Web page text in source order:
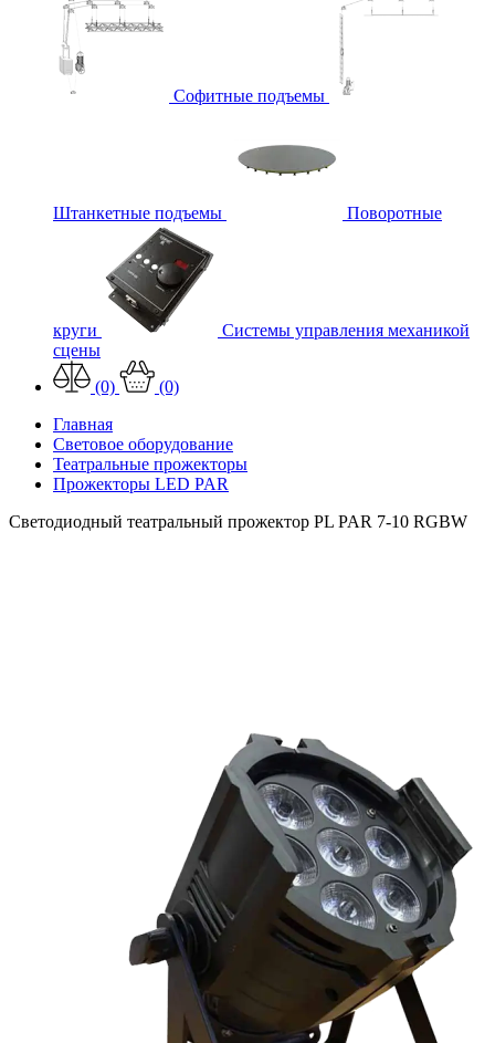
Софитные подъемы
Штанкетные подъемы Поворотные
круги
Системы управления механикой
сцены
(0)
(0)
Главная
Световое оборудование
Театральные прожекторы
Прожекторы LED PAR
Светодиодный театральный прожектор PL PAR 7-10 RGBW